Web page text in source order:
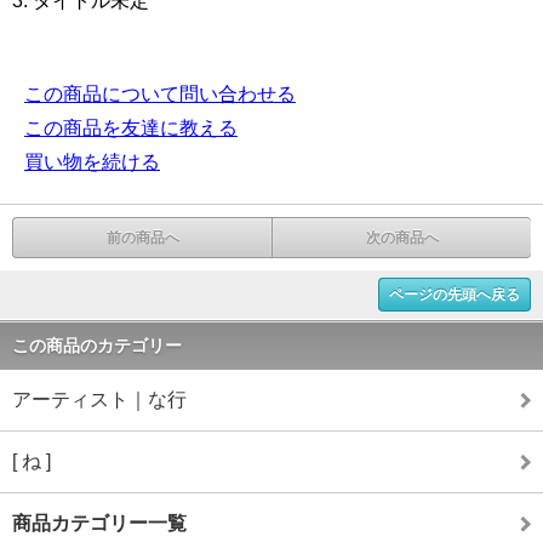
この商品について問い合わせる
この商品を友達に教える
買い物を続ける
前の商品へ 次の商品へ
ページの先頭へ戻る
この商品のカテゴリー
アーティスト｜な行
[ ね ]
商品カテゴリー一覧